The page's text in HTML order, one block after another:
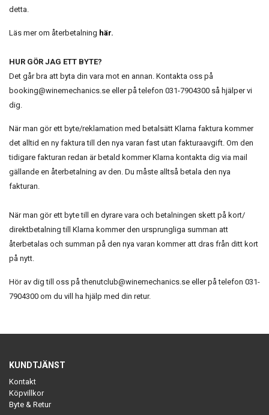
detta.
Läs mer om återbetalning här.
HUR GÖR JAG ETT BYTE?
Det går bra att byta din vara mot en annan. Kontakta oss på
booking@winemechanics.se eller på telefon 031-7904300 så hjälper vi
dig.
När man gör ett byte/reklamation med betalsätt Klarna faktura kommer
det alltid en ny faktura till den nya varan fast utan fakturaavgift. Om den
tidigare fakturan redan är betald kommer Klarna kontakta dig via mail
gällande en återbetalning av den. Du måste alltså betala den nya
fakturan.
När man gör ett byte till en dyrare vara och betalningen skett på kort/
direktbetalning till Klarna kommer den ursprungliga summan att
återbetalas och summan på den nya varan kommer att dras från ditt kort
på nytt.
Hör av dig till oss påthenutclub@winemechanics.se eller på telefon 031-
7904300 om du vill ha hjälp med din retur.
KUNDTJÄNST
Kontakt
Köpvillkor
Byte & Retur